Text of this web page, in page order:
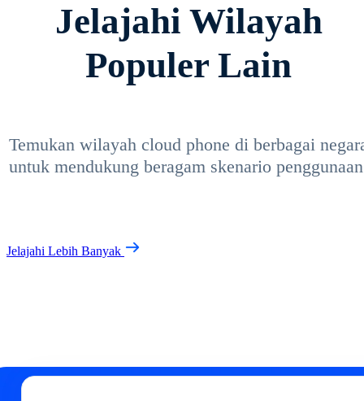
Jelajahi Wilayah
Populer Lain
Temukan wilayah cloud phone di berbagai
untuk mendukung beragam skenario
Jelajahi Lebih Banyak